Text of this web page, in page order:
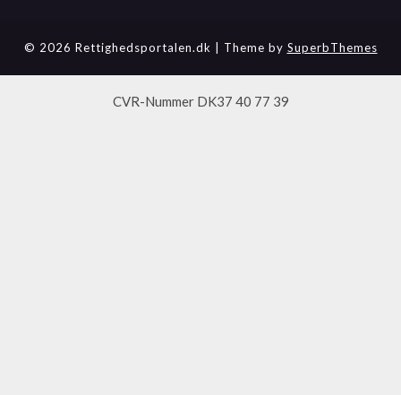
© 2026 Rettighedsportalen.dk | Theme by SuperbThemes
CVR-Nummer DK37 40 77 39